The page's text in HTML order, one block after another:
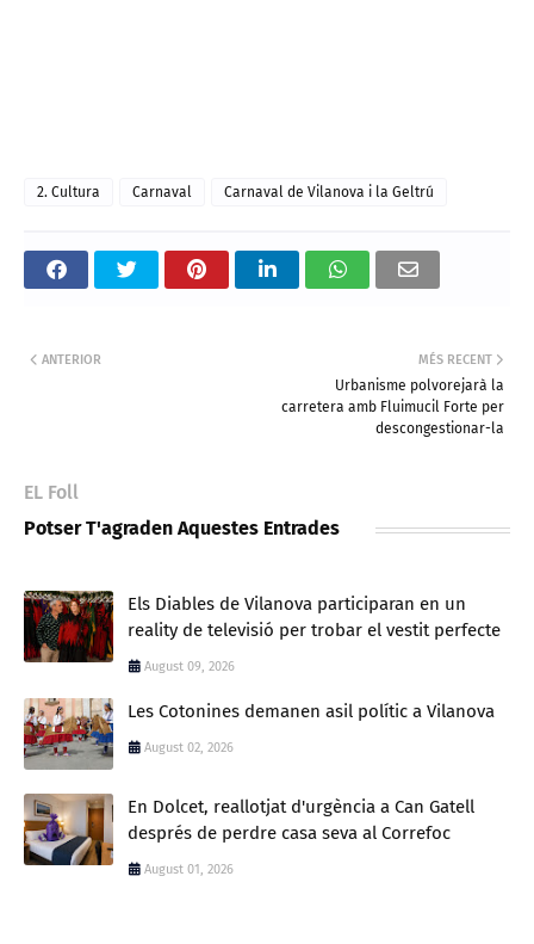
2. Cultura Carnaval Carnaval de Vilanova i la Geltrú
MÉS RECENT
Urbanisme polvorejarà la
carretera amb Fluimucil Forte per
descongestionar-la
ANTERIOR
EL Foll
Potser T'agraden Aquestes Entrades
Els Diables de Vilanova participaran en un
reality de televisió per trobar el vestit perfecte
August 09, 2026
Les Cotonines demanen asil polític a Vilanova
August 02, 2026
En Dolcet, reallotjat d'urgència a Can Gatell
després de perdre casa seva al Correfoc
August 01, 2026